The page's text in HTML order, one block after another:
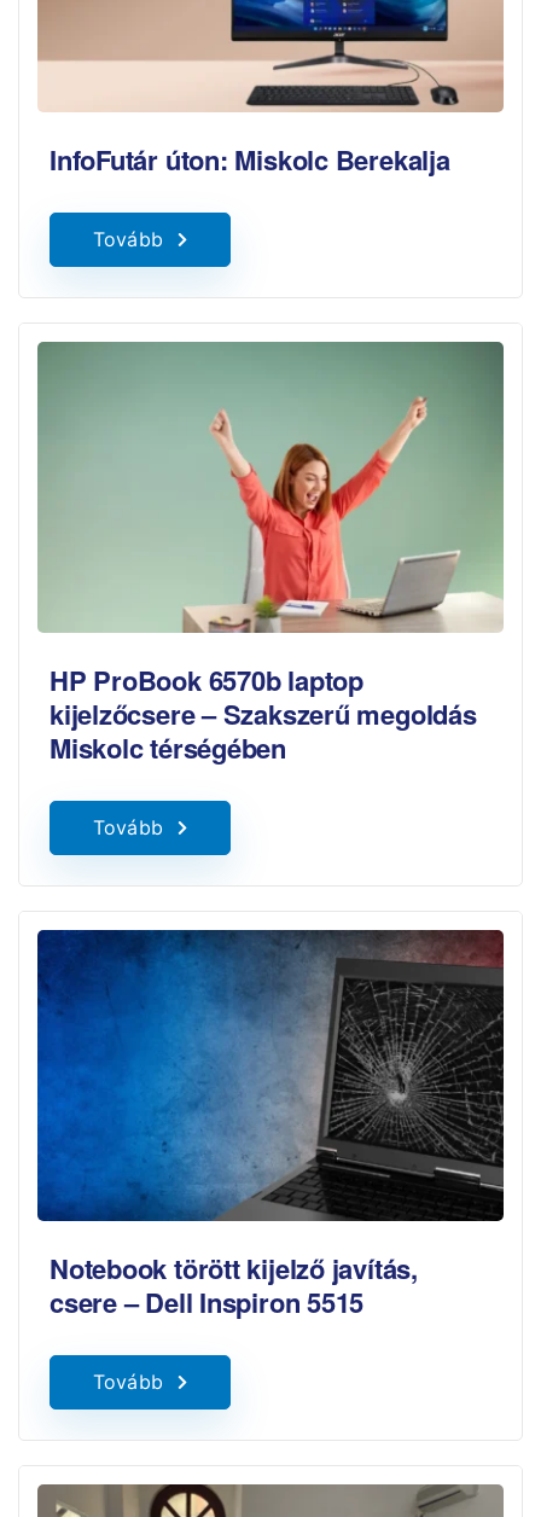
InfoFutár úton: Miskolc Berekalja
Tovább
HP ProBook 6570b laptop
kijelzőcsere – Szakszerű megoldás
Miskolc térségében
Tovább
Notebook törött kijelző javítás,
csere – Dell Inspiron 5515
Tovább